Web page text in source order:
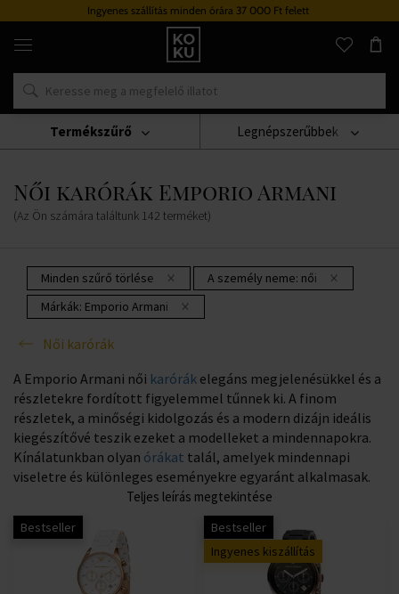
Ingyenes szállítás minden órára 37 000 Ft felett
Eredeti
parfümök
órák
egy
Karórák Női Karórák Női Karórák Emporio Armani
Női karórák Emporio Armani
(Az Ön számára találtunk 142 terméket)
Legnépszerűbbek
Minden szűrő törlése A személy neme: női
Márkák: Emporio Armani
Női karórák
Termékszűrő
A Emporio Armani női karórák elegáns megjelenésükkel és a
részletekre fordított figyelemmel tűnnek ki. A finom
részletek, a minőségi kidolgozás és a modern dizájn ideális
kiegészítővé teszik ezeket a modelleket a mindennapokra.
Kínálatunkban olyan órákat talál, amelyek mindennapi
viseletre és különleges eseményekre egyaránt alkalmasak.
Teljes leírás megtekintése
Bestseller
Bestseller
Ingyenes kiszállítás